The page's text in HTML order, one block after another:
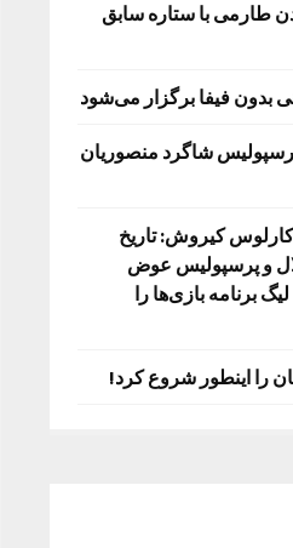
طارمی با ستاره سابق
بدون فیفا برگزار می‌شود
شاگرد منصوریان
کیروش: تاریخ
و پرسپولیس عوض
برنامه بازی‌ها را
را اینطور شروع کرد!